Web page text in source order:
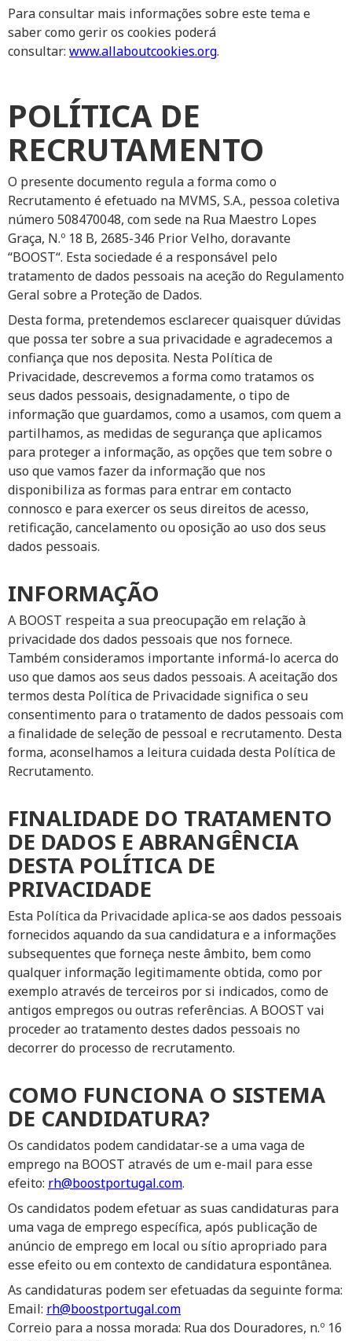
Para consultar mais informações sobre este tema e
saber como gerir os cookies poderá
consultar: www.allaboutcookies.org.
POLÍTICA DE
RECRUTAMENTO
O presente documento regula a forma como o
Recrutamento é efetuado na MVMS, S.A., pessoa coletiva
número 508470048, com sede na Rua Maestro Lopes
Graça, N.º 18 B, 2685-346 Prior Velho, doravante
“BOOST“. Esta sociedade é a responsável pelo
tratamento de dados pessoais na aceção do Regulamento
Geral sobre a Proteção de Dados.
Desta forma, pretendemos esclarecer quaisquer dúvidas
que possa ter sobre a sua privacidade e agradecemos a
confiança que nos deposita. Nesta Política de
Privacidade, descrevemos a forma como tratamos os
seus dados pessoais, designadamente, o tipo de
informação que guardamos, como a usamos, com quem a
partilhamos, as medidas de segurança que aplicamos
para proteger a informação, as opções que tem sobre o
uso que vamos fazer da informação que nos
disponibiliza as formas para entrar em contacto
connosco e para exercer os seus direitos de acesso,
retificação, cancelamento ou oposição ao uso dos seus
dados pessoais.
INFORMAÇÃO
A BOOST respeita a sua preocupação em relação à
privacidade dos dados pessoais que nos fornece.
Também consideramos importante informá-lo acerca do
uso que damos aos seus dados pessoais. A aceitação dos
termos desta Política de Privacidade significa o seu
consentimento para o tratamento de dados pessoais com
a finalidade de seleção de pessoal e recrutamento. Desta
forma, aconselhamos a leitura cuidada desta Política de
Recrutamento.
FINALIDADE DO TRATAMENTO
DE DADOS E ABRANGÊNCIA
DESTA POLÍTICA DE
PRIVACIDADE
Esta Política da Privacidade aplica-se aos dados pessoais
fornecidos aquando da sua candidatura e a informações
subsequentes que forneça neste âmbito, bem como
qualquer informação legitimamente obtida, como por
exemplo através de terceiros por si indicados, como de
antigos empregos ou outras referências. A BOOST vai
proceder ao tratamento destes dados pessoais no
decorrer do processo de recrutamento.
COMO FUNCIONA O SISTEMA
DE CANDIDATURA?
Os candidatos podem candidatar-se a uma vaga de
emprego na BOOST através de um e-mail para esse
efeito: rh@boostportugal.com.
Os candidatos podem efetuar as suas candidaturas para
uma vaga de emprego específica, após publicação de
anúncio de emprego em local ou sítio apropriado para
esse efeito ou em contexto de candidatura espontânea.
As candidaturas podem ser efetuadas da seguinte forma:
Email: rh@boostportugal.com
Correio para a nossa morada: Rua dos Douradores, n.º 16